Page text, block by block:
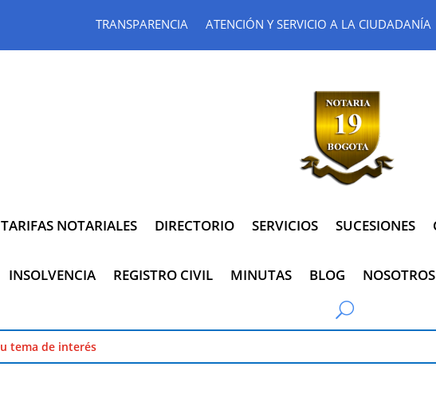
TRANSPARENCIA ATENCIÓN Y SERVICIO A LA CIUDADANÍA
TARIFAS NOTARIALES DIRECTORIO SERVICIOS SUCESIONES
INSOLVENCIA REGISTRO CIVIL MINUTAS BLOG NOSOTROS